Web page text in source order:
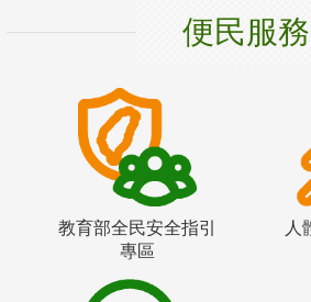
便民服務
教育部全民安全指引
專區
人